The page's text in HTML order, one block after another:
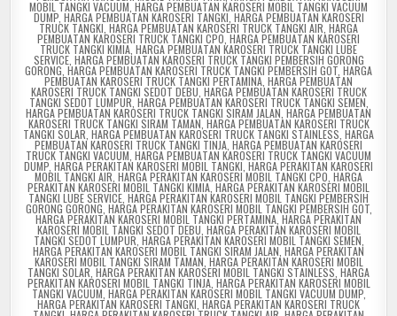
MOBIL TANGKI VACUUM, HARGA PEMBUATAN KAROSERI MOBIL TANGKI VACUUM
DUMP, HARGA PEMBUATAN KAROSERI TANGKI, HARGA PEMBUATAN KAROSERI
TRUCK TANGKI, HARGA PEMBUATAN KAROSERI TRUCK TANGKI AIR, HARGA
PEMBUATAN KAROSERI TRUCK TANGKI CPO, HARGA PEMBUATAN KAROSERI
TRUCK TANGKI KIMIA, HARGA PEMBUATAN KAROSERI TRUCK TANGKI LUBE
SERVICE, HARGA PEMBUATAN KAROSERI TRUCK TANGKI PEMBERSIH GORONG
GORONG, HARGA PEMBUATAN KAROSERI TRUCK TANGKI PEMBERSIH GOT, HARGA
PEMBUATAN KAROSERI TRUCK TANGKI PERTAMINA, HARGA PEMBUATAN
KAROSERI TRUCK TANGKI SEDOT DEBU, HARGA PEMBUATAN KAROSERI TRUCK
TANGKI SEDOT LUMPUR, HARGA PEMBUATAN KAROSERI TRUCK TANGKI SEMEN,
HARGA PEMBUATAN KAROSERI TRUCK TANGKI SIRAM JALAN, HARGA PEMBUATAN
KAROSERI TRUCK TANGKI SIRAM TAMAN, HARGA PEMBUATAN KAROSERI TRUCK
TANGKI SOLAR, HARGA PEMBUATAN KAROSERI TRUCK TANGKI STAINLESS, HARGA
PEMBUATAN KAROSERI TRUCK TANGKI TINJA, HARGA PEMBUATAN KAROSERI
TRUCK TANGKI VACUUM, HARGA PEMBUATAN KAROSERI TRUCK TANGKI VACUUM
DUMP, HARGA PERAKITAN KAROSERI MOBIL TANGKI, HARGA PERAKITAN KAROSERI
MOBIL TANGKI AIR, HARGA PERAKITAN KAROSERI MOBIL TANGKI CPO, HARGA
PERAKITAN KAROSERI MOBIL TANGKI KIMIA, HARGA PERAKITAN KAROSERI MOBIL
TANGKI LUBE SERVICE, HARGA PERAKITAN KAROSERI MOBIL TANGKI PEMBERSIH
GORONG GORONG, HARGA PERAKITAN KAROSERI MOBIL TANGKI PEMBERSIH GOT,
HARGA PERAKITAN KAROSERI MOBIL TANGKI PERTAMINA, HARGA PERAKITAN
KAROSERI MOBIL TANGKI SEDOT DEBU, HARGA PERAKITAN KAROSERI MOBIL
TANGKI SEDOT LUMPUR, HARGA PERAKITAN KAROSERI MOBIL TANGKI SEMEN,
HARGA PERAKITAN KAROSERI MOBIL TANGKI SIRAM JALAN, HARGA PERAKITAN
KAROSERI MOBIL TANGKI SIRAM TAMAN, HARGA PERAKITAN KAROSERI MOBIL
TANGKI SOLAR, HARGA PERAKITAN KAROSERI MOBIL TANGKI STAINLESS, HARGA
PERAKITAN KAROSERI MOBIL TANGKI TINJA, HARGA PERAKITAN KAROSERI MOBIL
TANGKI VACUUM, HARGA PERAKITAN KAROSERI MOBIL TANGKI VACUUM DUMP,
HARGA PERAKITAN KAROSERI TANGKI, HARGA PERAKITAN KAROSERI TRUCK